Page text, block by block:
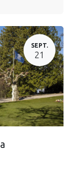
SEPT.
21